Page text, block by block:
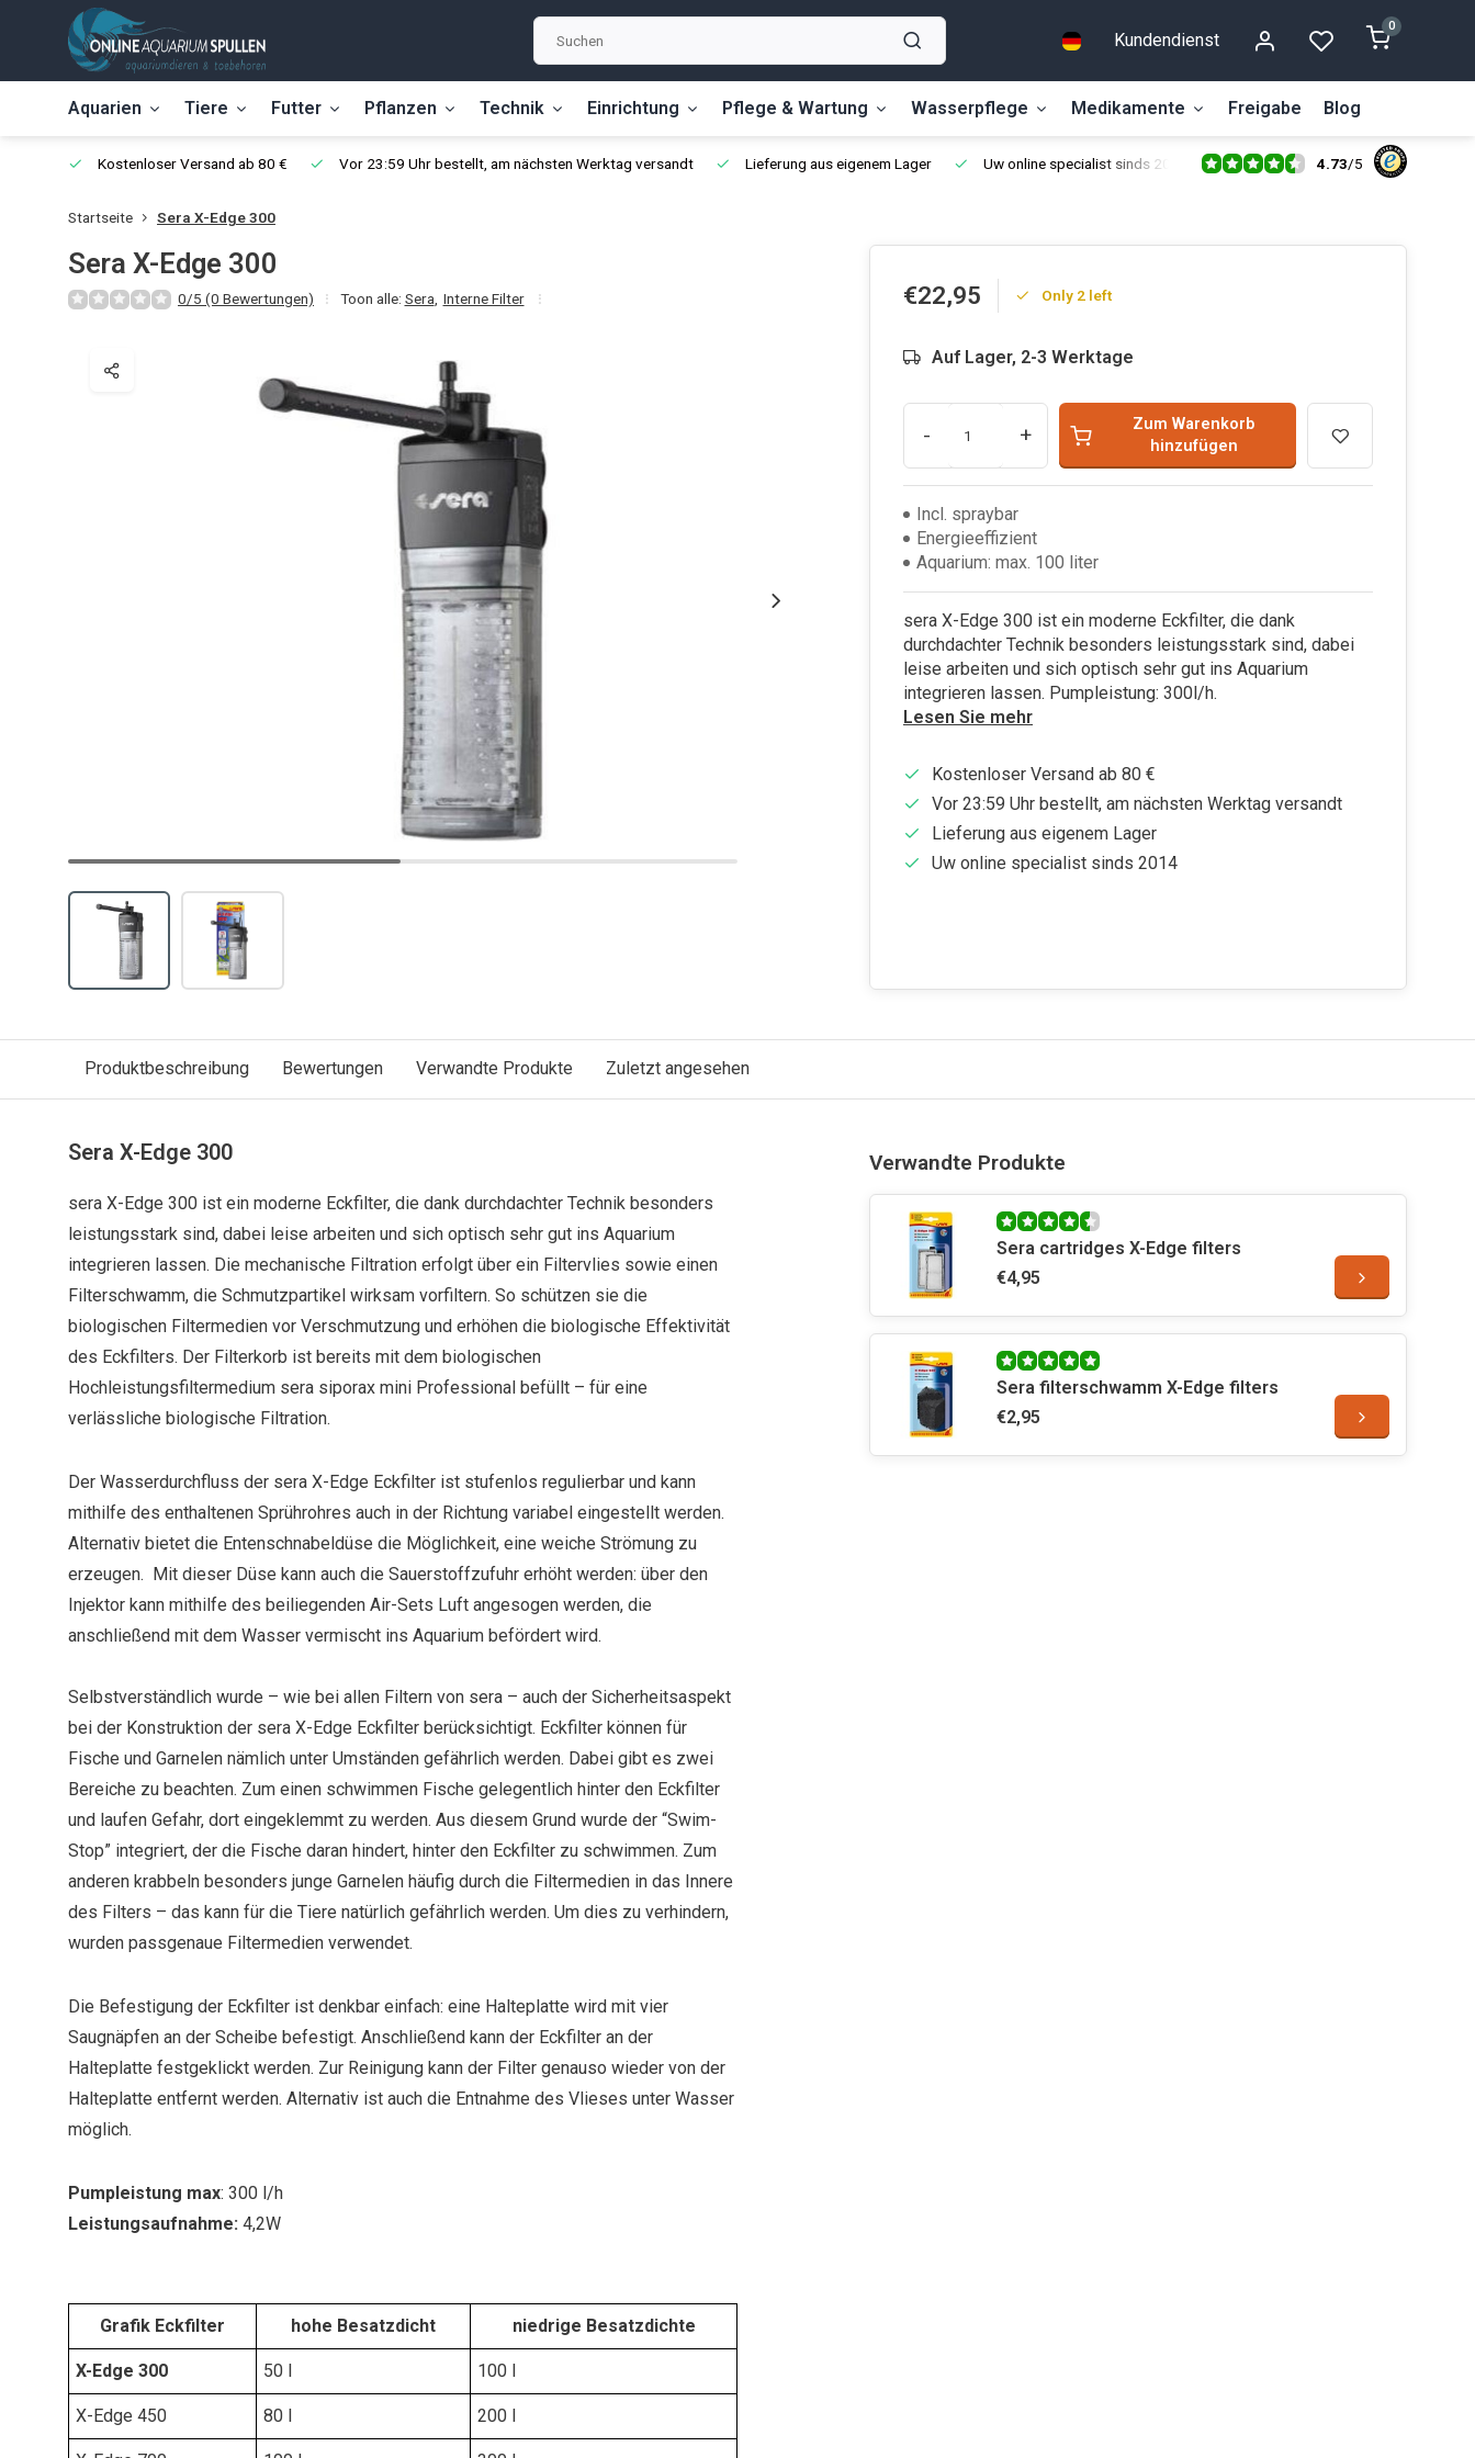
Kundendienst
0
Aquarien Tiere Futter Pflanzen Technik Einrichtung Pflege & Wartung Wasserpflege Medikamente Freigabe Blog
Kostenloser Versand ab 80 € Vor 23:59 Uhr bestellt, am nächsten Werktag versandt Lieferung aus eigenem Lager Uw online specialist sinds 2014 4.73/5
Startseite Sera X-Edge 300
Sera X-Edge 300
0/5 (0 Bewertungen) Toon alle: Sera Interne Filter €22,95 Only 2 left
Auf Lager, 2-3 Werktage
- +
Zum Warenkorb
hinzufügen
Incl. spraybar
Energieeffizient
Aquarium: max. 100 liter
sera X-Edge 300 ist ein moderne Eckfilter, die dank
durchdachter Technik besonders leistungsstark sind, dabei
leise arbeiten und sich optisch sehr gut ins Aquarium
integrieren lassen. Pumpleistung: 300l/h.
Lesen Sie mehr
Kostenloser Versand ab 80 €
Vor 23:59 Uhr bestellt, am nächsten Werktag versandt
Lieferung aus eigenem Lager
Uw online specialist sinds 2014
Produktbeschreibung Bewertungen Verwandte Produkte Zuletzt angesehen
Sera X-Edge 300
sera X-Edge 300 ist ein moderne Eckfilter, die dank durchdachter Technik besonders
leistungsstark sind, dabei leise arbeiten und sich optisch sehr gut ins Aquarium
integrieren lassen. Die mechanische Filtration erfolgt über ein Filtervlies sowie einen
Filterschwamm, die Schmutzpartikel wirksam vorfiltern. So schützen sie die
biologischen Filtermedien vor Verschmutzung und erhöhen die biologische Effektivität
des Eckfilters. Der Filterkorb ist bereits mit dem biologischen
Hochleistungsfiltermedium sera siporax mini Professional befüllt – für eine
verlässliche biologische Filtration.
Der Wasserdurchfluss der sera X-Edge Eckfilter ist stufenlos regulierbar und kann
mithilfe des enthaltenen Sprührohres auch in der Richtung variabel eingestellt werden.
Alternativ bietet die Entenschnabeldüse die Möglichkeit, eine weiche Strömung zu
erzeugen. Mit dieser Düse kann auch die Sauerstoffzufuhr erhöht werden: über den
Injektor kann mithilfe des beiliegenden Air-Sets Luft angesogen werden, die
anschließend mit dem Wasser vermischt ins Aquarium befördert wird.
Selbstverständlich wurde – wie bei allen Filtern von sera – auch der Sicherheitsaspekt
bei der Konstruktion der sera X-Edge Eckfilter berücksichtigt. Eckfilter können für
Fische und Garnelen nämlich unter Umständen gefährlich werden. Dabei gibt es zwei
Bereiche zu beachten. Zum einen schwimmen Fische gelegentlich hinter den Eckfilter
und laufen Gefahr, dort eingeklemmt zu werden. Aus diesem Grund wurde der “Swim-
Stop” integriert, der die Fische daran hindert, hinter den Eckfilter zu schwimmen. Zum
anderen krabbeln besonders junge Garnelen häufig durch die Filtermedien in das Innere
des Filters – das kann für die Tiere natürlich gefährlich werden. Um dies zu verhindern,
wurden passgenaue Filtermedien verwendet.
Die Befestigung der Eckfilter ist denkbar einfach: eine Halteplatte wird mit vier
Saugnäpfen an der Scheibe befestigt. Anschließend kann der Eckfilter an der
Halteplatte festgeklickt werden. Zur Reinigung kann der Filter genauso wieder von der
Halteplatte entfernt werden. Alternativ ist auch die Entnahme des Vlieses unter Wasser
möglich.
Pumpleistung max: 300 l/h
Leistungsaufnahme: 4,2W
Grafik Eckfilter hohe Besatzdicht niedrige Besatzdichte
X-Edge 300 50 l 100 l
X-Edge 450 80 l 200 l
Verwandte Produkte
Sera cartridges X-Edge filters
€4,95
Sera filterschwamm X-Edge filters
€2,95